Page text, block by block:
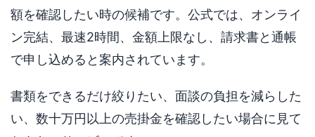
額を確認したい時の候補です。公式では、オンライ
ン完結、最速2時間、金額上限なし、請求書と通帳
で申し込めると案内されています。
書類をできるだけ絞りたい、面談の負担を減らした
い、数十万円以上の売掛金を確認したい場合に見て